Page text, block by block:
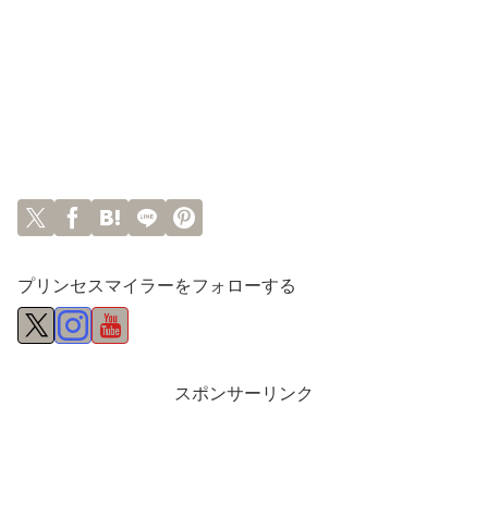
プリンセスマイラーをフォローする
スポンサーリンク